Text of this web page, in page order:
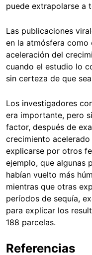
puede extrapolarse a
Las publicaciones
en la atmósfera
aceleración del
cuando el estudio lo
sin certeza de que sea
Los investigadores
era importante, pero
factor, después de
crecimiento
explicarse por otros
ejemplo, que algunas
habían vuelto más
mientras que otras
períodos de sequía,
para explicar los
188 parcelas.
Referencias